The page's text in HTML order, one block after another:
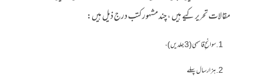
مقالات تحریر کیے ہیں ، چند مشہور کتب درج ذیل ہیں:
سوانح ِ قاسمی(3جلدیں) ،
ہزار سال پہلے